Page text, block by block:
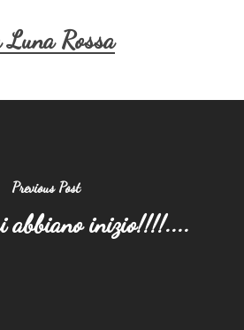
Rossa
Previous Post
abbiano inizio!!!!....